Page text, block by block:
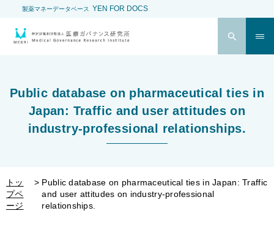
製薬マネーデータベース YEN FOR DOCS
Public database on pharmaceutical ties in
Japan: Traffic and user attitudes on
industry-professional relationships.
トッ
プペ
ージ
Public database on pharmaceutical ties in Japan: Traffic
and user attitudes on industry-professional
relationships.